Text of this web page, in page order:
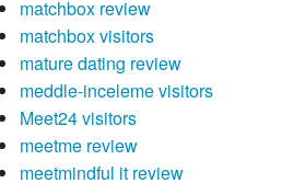
matchbox review
matchbox visitors
mature dating review
meddle-inceleme visitors
Meet24 visitors
meetme review
meetmindful it review